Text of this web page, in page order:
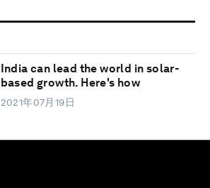
India can lead the world in solar-
based growth. Here's how
2021年07月19日